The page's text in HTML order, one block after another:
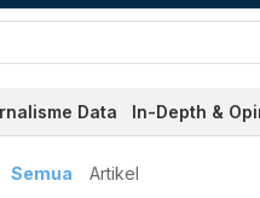
Data In-Depth &
dan
Semua Artikel